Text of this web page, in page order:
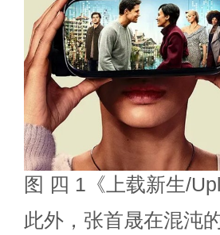
图 四 1《上载新生/
此外，张首晟在混沌